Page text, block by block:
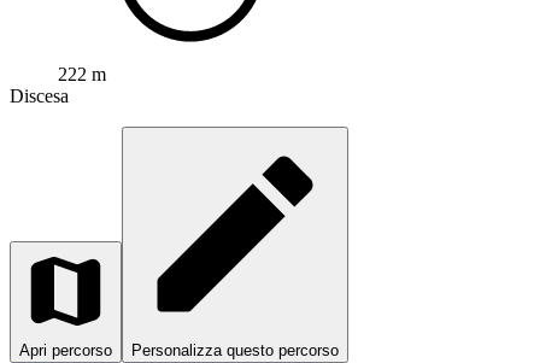
222 m
Discesa
Apri percorso Personalizza questo percorso